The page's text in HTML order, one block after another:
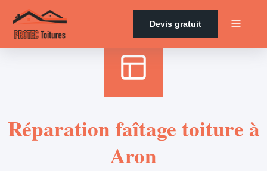
Devis gratuit
Réparation faîtage toiture à
Aron